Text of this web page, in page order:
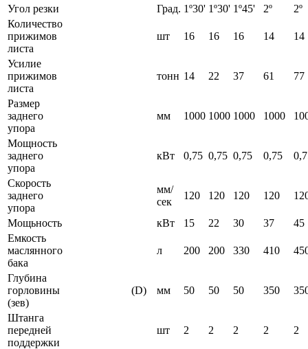
Угол резки Град. 1º30' 1º30' 1º45' 2º
2º
Количество
прижимов
листа
шт 16 16 16 14 14
Усилие
прижимов
листа
тонн 14 22 37 61 77
Размер
заднего
упора
мм 1000 1000 1000 1000
Мощность
заднего
упора
кВт 0,75 0,75 0,75 0,75
Скорость
заднего
упора
мм/
сек
120 120 120 120
Мощьность кВт 15 22 30 37
45
Емкость
маслянного
бака
л 200 200 330 410
Глубина
горловины
(зев)
(D) мм 50 50 50 350
Штанга
передней
поддержки
шт 2 2 2 2 2